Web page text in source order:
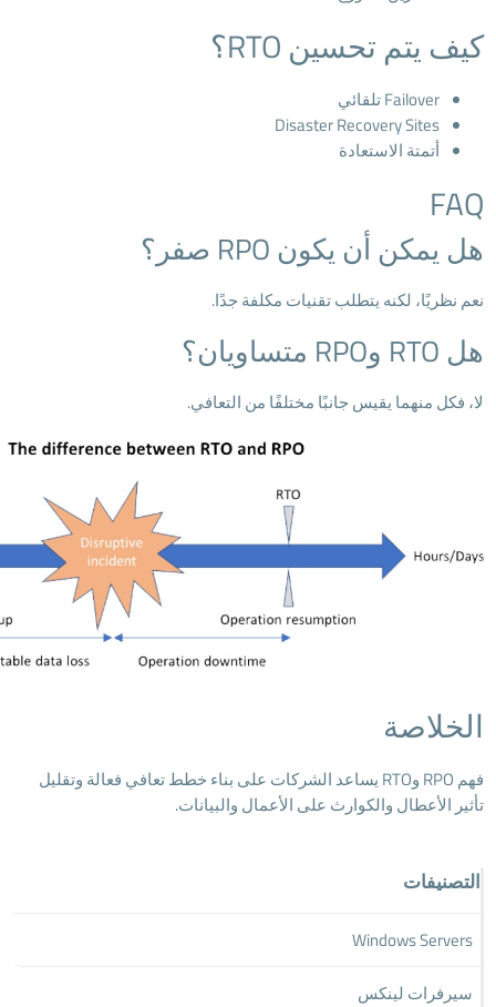
كيف يتم تحسين RTO؟
Failover تلقائي
Disaster Recovery Sites
أتمتة الاستعادة
FAQ
هل يمكن أن يكون RPO صفر؟
نعم نظريًا، لكنه يتطلب تقنيات مكلفة جدًا.
هل RTO وRPO متساويان؟
لا، فكل منهما يقيس جانبًا مختلفًا من التعافي.
الخلاصة
فهم RPO وRTO يساعد الشركات على بناء خطط تعافي فعالة وتقليل
تأثير الأعطال والكوارث على الأعمال والبيانات.
التصنيفات
Windows Servers
سيرفرات لينكس